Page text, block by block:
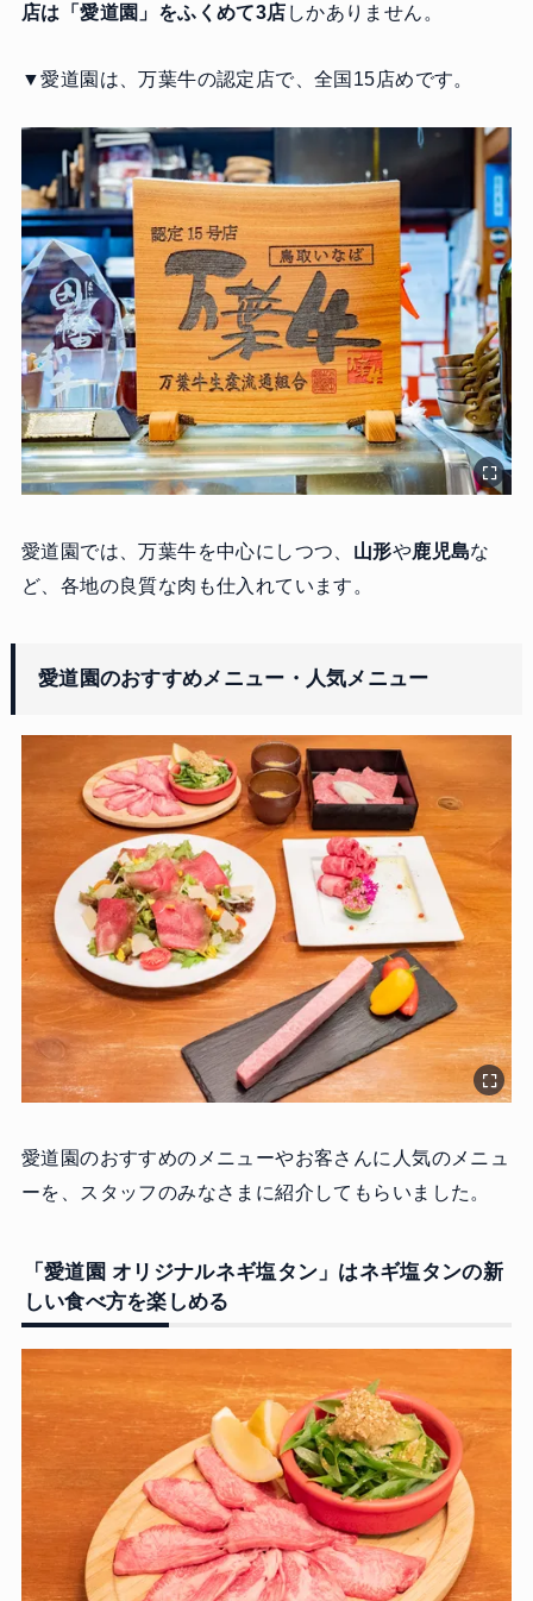
店は「愛道園」をふくめて3店 しかありません。
▼愛道園は、万葉牛の認定店で、全国15店めです。
愛道園では、万葉牛を中心にしつつ、 山形や鹿児島な
ど、各地の良質な肉も仕入れています。
愛道園のおすすめメニュー・人気メニュー
愛道園のおすすめのメニューやお客さんに人気のメニュ
ーを、スタッフのみなさまに紹介してもらいました。
「愛道園 オリジナルネギ塩タン」はネギ塩タンの新
しい食べ方を楽しめる